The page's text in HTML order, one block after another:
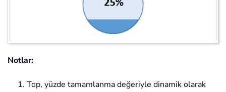
Notlar:
1. Top, yüzde tamamlanma değeriyle dinamik olarak